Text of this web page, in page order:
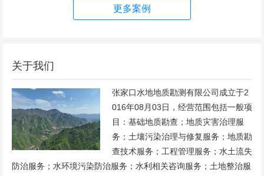
位置优越。项目地理位置图见附图1。
项目总占地面积14.82hm2,...
更多案例
关于我们
张家口水地地质勘测有限公司成立于2
016年08月03日，经营范围包括一般项
目：基础地质勘查；地质灾害治理服
务；土壤污染治理与修复服务；地质勘
查技术服务；工程管理服务；水土流失
防治服务；水环境污染防治服务；水利相关咨询服务；土地整治服